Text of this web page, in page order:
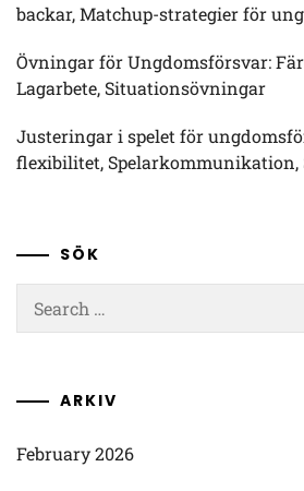
backar, Matchup-strategier för
Övningar för Ungdomsförsvar:
Lagarbete, Situationsövningar
Justeringar i spelet för
flexibilitet,
SÖK
for:
ARKIV
February 2026